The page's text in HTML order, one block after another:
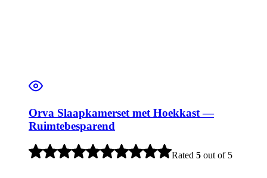
Orva Slaapkamerset met Hoekkast —
Ruimtebesparend
Rated 5 out of 5